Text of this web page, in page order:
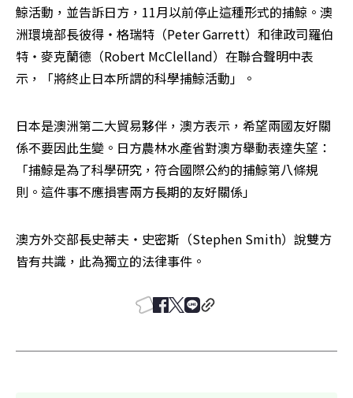
鯨活動，並告訴日方，11月以前停止這種形式的捕鯨。澳
洲環境部長彼得‧格瑞特（Peter Garrett）和律政司羅伯
特‧麥克蘭德（Robert McClelland）在聯合聲明中表
示，「將終止日本所謂的科學捕鯨活動」。
日本是澳洲第二大貿易夥伴，澳方表示，希望兩國友好關
係不要因此生變。日方農林水產省對澳方舉動表達失望：
「捕鯨是為了科學研究，符合國際公約的捕鯨第八條規
則。這件事不應損害兩方長期的友好關係」
澳方外交部長史蒂夫‧史密斯（Stephen Smith）說雙方
皆有共識，此為獨立的法律事件。